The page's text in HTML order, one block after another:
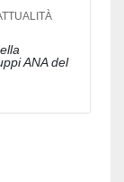
ANA del